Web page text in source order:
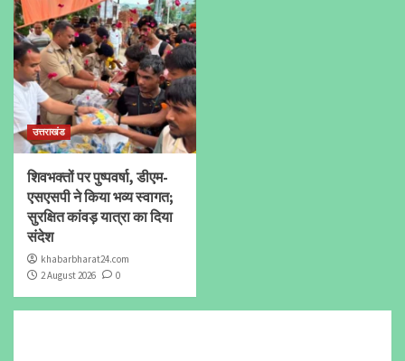
उत्तराखंड
शिवभक्तों पर पुष्पवर्षा, डीएम-
एसएसपी ने किया भव्य स्वागत;
सुरक्षित कांवड़ यात्रा का दिया
संदेश
khabarbharat24.com
2 August 2026
0